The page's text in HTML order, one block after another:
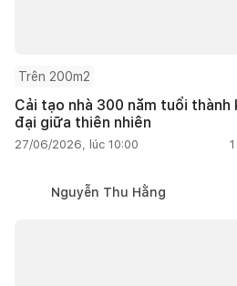
Trên 200m2
Cải tạo nhà 300 năm tuổi thành
đại giữa thiên nhiên
27/06/2026, lúc 10:00 1
Nguyễn Thu Hằng